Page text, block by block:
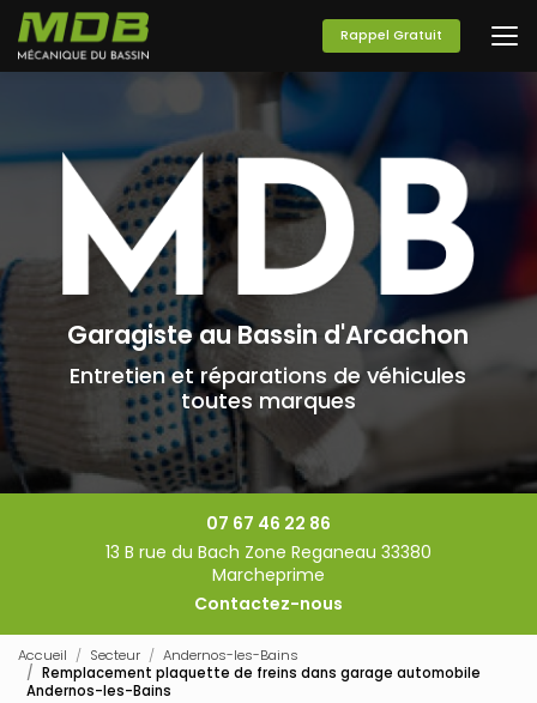
Aller
au
contenu
principal
Rappel Gratuit
Garagiste au Bassin d'Arcachon
Entretien et réparations de véhicules
toutes marques
07 67 46 22 86
13 B rue du Bach Zone Reganeau 33380
Marcheprime
Contactez-nous
Accueil Secteur
Andernos-les-Bains
Remplacement plaquette de freins dans garage automobile
Andernos-les-Bains